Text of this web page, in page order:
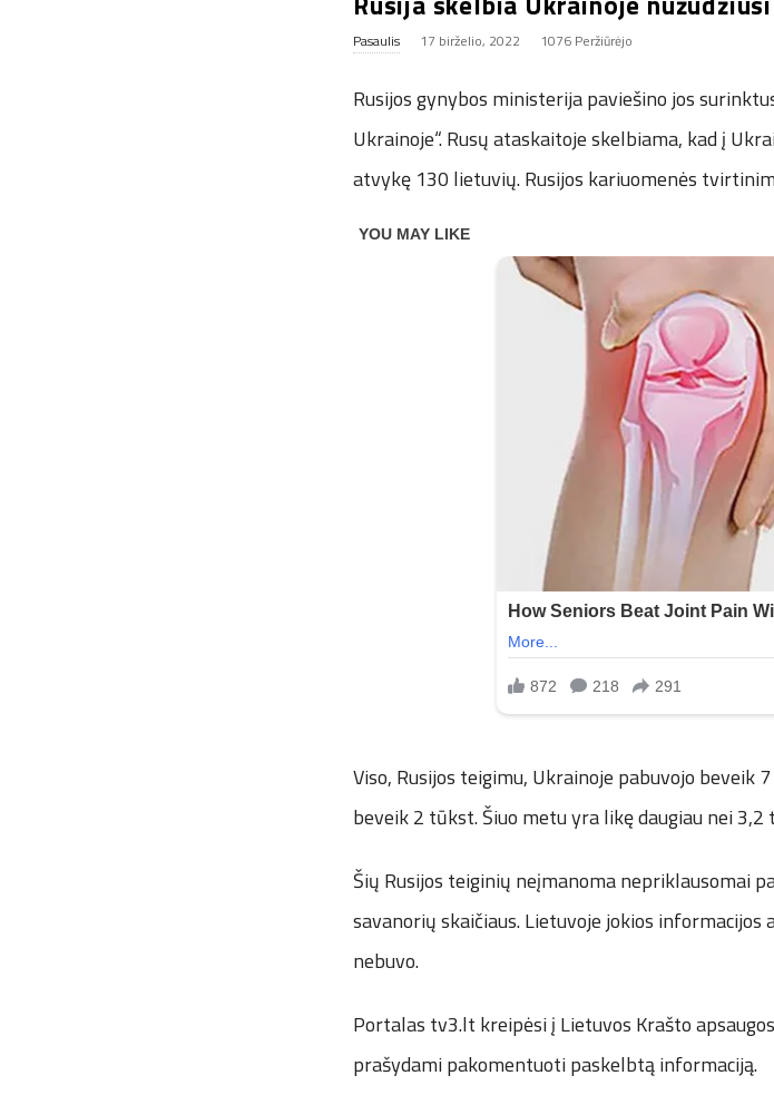
Pasaulis 17 birželio, 2022 1076 Peržiūrėjo
Rusijos gynybos ministerija paviešino jos
Ukrainoje“. Rusų ataskaitoje skelbiama, kad į
atvykę 130 lietuvių. Rusijos kariuomenės
Viso, Rusijos teigimu, Ukrainoje pabuvojo beveik
beveik 2 tūkst. Šiuo metu yra likę daugiau nei
Šių Rusijos teiginių neįmanoma nepriklausomai
savanorių skaičiaus. Lietuvoje jokios
nebuvo.
Portalas tv3.lt kreipėsi į Lietuvos Krašto
prašydami pakomentuoti paskelbtą informaciją.